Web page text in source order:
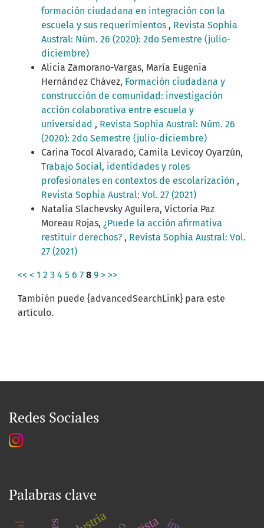
formación ciudadana en integración con la
escuela y sus requerimientos , Revista Sophia
Austral: Núm. 26 (2020): 2do Semestre (julio-
diciembre)
Alicia Zamorano-Vargas, María Eugenia
Hernández Chávez, Formación ciudadana y
construcción de comunidad: investigación
acción colaborativa entre escuela y
universidad , Revista Sophia Austral: Núm. 26
(2020): 2do Semestre (julio-diciembre)
Carina Tocol Alvarado, Camila Levicoy Oyarzún,
Trabajo Social, identidades y roles
profesionales en contextos de escolarización ,
Revista Sophia Austral: Vol. 27 (2021)
Natalia Slachevsky Aguilera, Victoria Paz
Moreau Rojas, ¿Puede la acción afirmativa
restituir derechos? , Revista Sophia Austral: Vol.
27 (2021)
<< < 1 2 3 4 5 6 7 8 9 > >>
También puede {advancedSearchLink} para este
artículo.
Redes Sociales
Palabras clave